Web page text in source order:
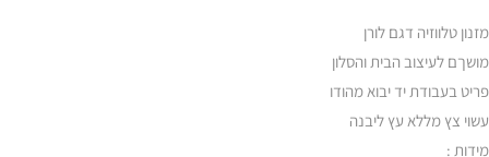
מזנון טלווזיה דגם לורן
מושךם לעיצוב הבית והסלון
פריט בעבודת יד יבוא מהודו
עשוי צץ מללא עץ ליבנה
מידות :